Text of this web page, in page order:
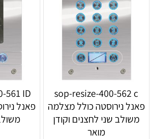
sop-resize-400-562 c
פאנל נירוסטה כולל מצלמה
משולב שני לחצנים וקודן
מואר
561 ID
פאנל